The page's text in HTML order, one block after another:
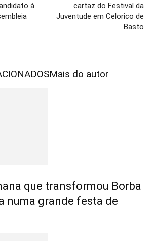
à
cartaz do Festival da
Juventude em Celorico de
Basto
Mais do autor
que transformou Borba
numa grande festa de